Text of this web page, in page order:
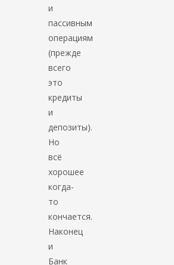
и
пассивным
операциям
(прежде
всего
это
кредиты
и
депозиты).
Но
всё
хорошее
когда-
то
кончается.
Наконец
и
Банк